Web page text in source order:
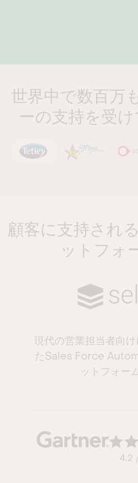
世界中で数百万
ーの支持を受
Tetley Star Asia
顧客に支持され
ットフォ
現代の営業担当者向
たSales Force
ットフォー
4.2